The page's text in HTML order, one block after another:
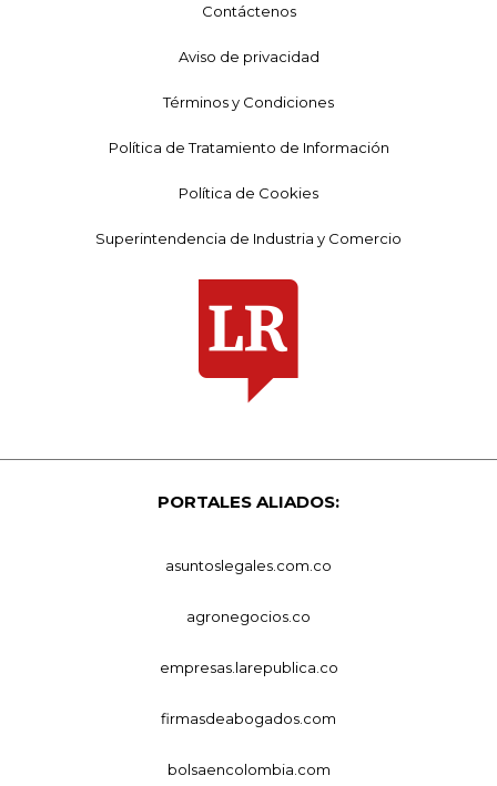
Contáctenos
Aviso de privacidad
Términos y Condiciones
Política de Tratamiento de Información
Política de Cookies
Superintendencia de Industria y Comercio
PORTALES ALIADOS:
asuntoslegales.com.co
agronegocios.co
empresas.larepublica.co
firmasdeabogados.com
bolsaencolombia.com